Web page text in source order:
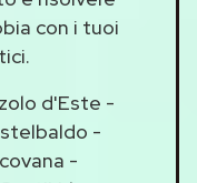
con i tuoi
d'Este -
-
-